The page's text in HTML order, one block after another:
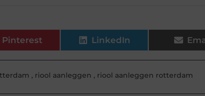
Pinterest LinkedIn
, riool aanleggen , riool aanleggen rotterdam